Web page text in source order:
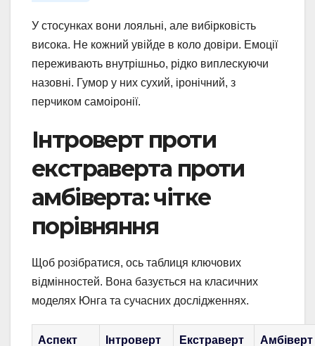
У стосунках вони лояльні, але вибірковість
висока. Не кожний увійде в коло довіри. Емоції
переживають внутрішньо, рідко виплескуючи
назовні. Гумор у них сухий, іронічний, з
перчиком самоіронії.
Інтроверт проти
екстраверта проти
амбіверта: чітке
порівняння
Щоб розібратися, ось таблиця ключових
відмінностей. Вона базується на класичних
моделях Юнга та сучасних дослідженнях.
Аспект Інтроверт Екстраверт Амбіверт